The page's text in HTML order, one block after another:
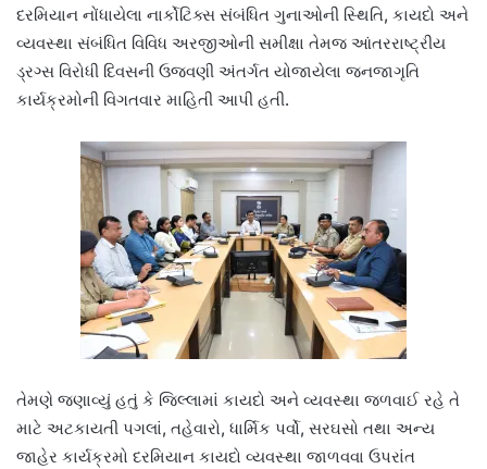
દરમિયાન નોંધાયેલા નાર્કોટિક્સ સંબંધિત ગુનાઓની સ્થિતિ, કાયદો અને
વ્યવસ્થા સંબંધિત વિવિધ અરજીઓની સમીક્ષા તેમજ આંતરરાષ્ટ્રીય
ડ્રગ્સ વિરોધી દિવસની ઉજવણી અંતર્ગત યોજાયેલા જનજાગૃતિ
કાર્યક્રમોની વિગતવાર માહિતી આપી હતી.
તેમણે જણાવ્યું હતું કે જિલ્લામાં કાયદો અને વ્યવસ્થા જળવાઈ રહે તે
માટે અટકાયતી પગલાં, તહેવારો, ધાર્મિક પર્વો, સરઘસો તથા અન્ય
જાહેર કાર્યક્રમો દરમિયાન કાયદો વ્યવસ્થા જાળવવા ઉપરાંત